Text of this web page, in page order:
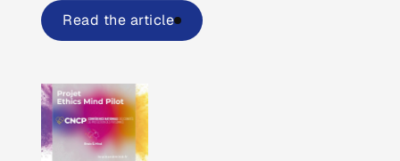
Read the article